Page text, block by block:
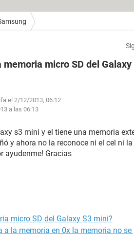
micro SD del Galaxy
el 2/12/2013, 06:12
a las 06:13
s3 mini y el tiene una memoria
y ahora no la reconoce ni el cel ni
ayudenme! Gracias
micro SD del Galaxy S3 mini?
la memoria en 0x la memoria no se